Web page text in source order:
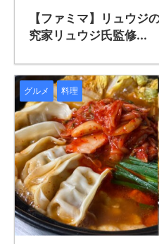
【ファミマ】リュウジ
究家リュウジ氏監修...
グルメ 料理